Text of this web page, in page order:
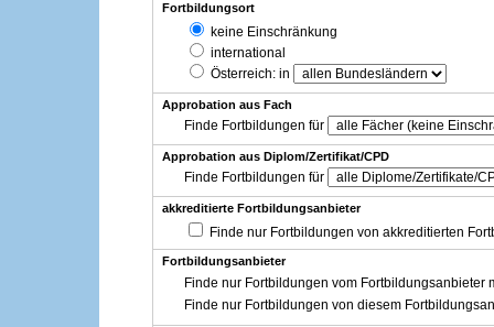
Fortbildungsort
keine Einschränkung
international
Österreich: in
Approbation aus Fach
Finde Fortbildungen für
Approbation aus Diplom/Zertifikat/CPD
Finde Fortbildungen für
akkreditierte Fortbildungsanbieter
Finde nur Fortbildungen von akkreditierten
Fortbildungsanbieter
Finde nur Fortbildungen vom Fortbildungsanbieter
Finde nur Fortbildungen von diesem